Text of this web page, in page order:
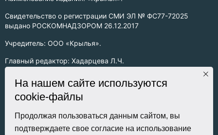
Свидетельство о регистрации СМИ ЭЛ № ФС77-72025
выдано РОСКОМНАДЗОРОМ 26.12.2017
Учредитель: ООО «Крылья».
Главный редактор: Хадарцева Л.Ч.
Информация на сайте предназначена для лиц старше 16 лет.
Все права на любые материалы, опубликованные на сайте,
защищены в соответствии с российским законодательством
об интеллектуальной собственности. Любое использование
текстовых, фото, аудио и видеоматериалов возможно только
На нашем сайте используются
cookie-файлы
Продолжая пользоваться данным сайтом, вы
подтверждаете свое согласие на использование